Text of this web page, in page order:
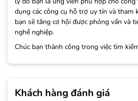
dụng các công cụ hỗ trợ uy tín và tham
bạn sẽ tăng cơ hội được phỏng vấn và
nghề nghiệp.
Chúc bạn thành công trong việc tìm
Khách hàng đánh giá